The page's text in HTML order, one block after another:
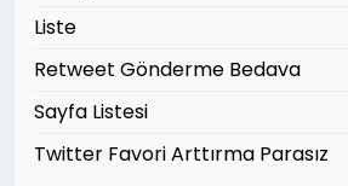
Liste
Retweet Gönderme Bedava
Sayfa Listesi
Twitter Favori Arttırma Parasız